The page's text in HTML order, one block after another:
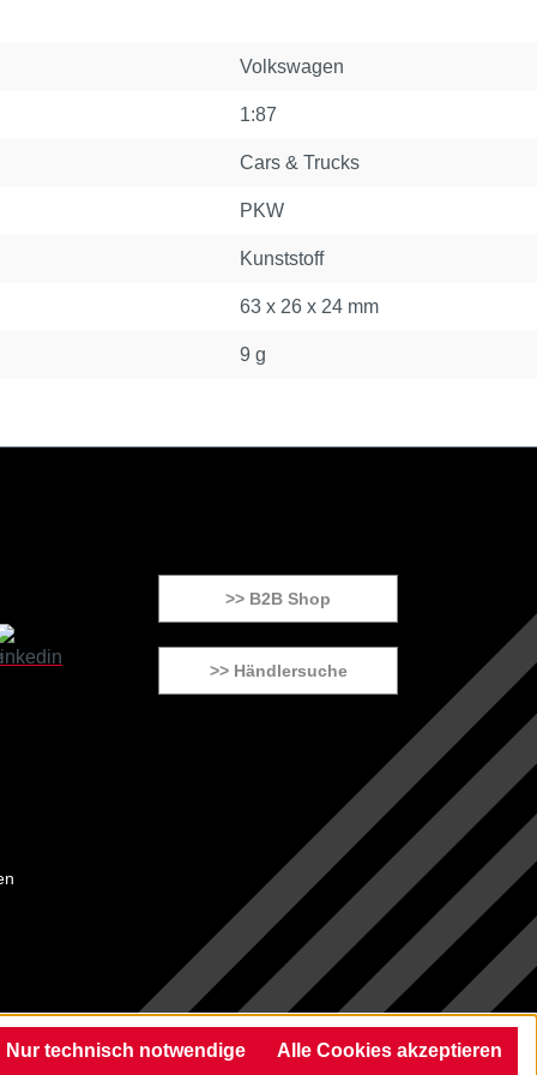
Volkswagen
1:87
Cars & Trucks
PKW
Kunststoff
63 x 26 x 24 mm
9 g
>> B2B Shop
>> Händlersuche
Nur technisch notwendige Alle Cookies akzeptieren